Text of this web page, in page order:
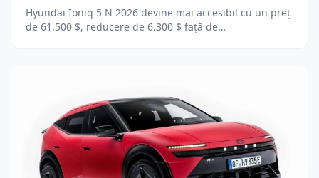
Hyundai Ioniq 5 N 2026 devine mai accesibil cu un preț
de 61.500 $, reducere de 6.300 $ față de…